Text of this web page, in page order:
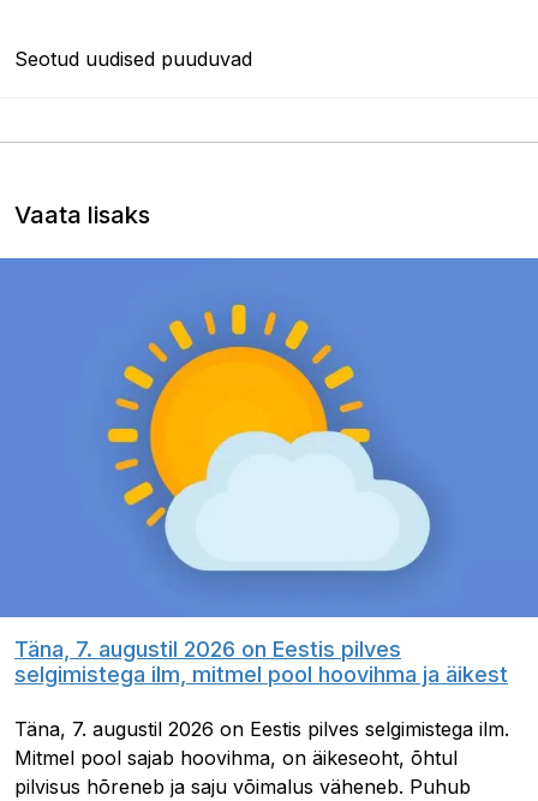
Seotud uudised puuduvad
Vaata lisaks
Täna, 7. augustil 2026 on Eestis pilves
selgimistega ilm, mitmel pool hoovihma ja äikest
Täna, 7. augustil 2026 on Eestis pilves selgimistega ilm.
Mitmel pool sajab hoovihma, on äikeseoht, õhtul
pilvisus hõreneb ja saju võimalus väheneb. Puhub